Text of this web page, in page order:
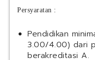
Persyaratan :
Pendidikan
3.00/4.00) dari
berakreditasi A.